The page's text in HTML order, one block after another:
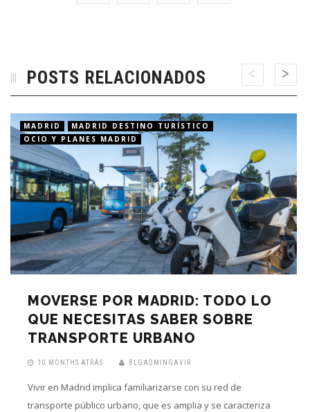
POSTS RELACIONADOS
MADRID
MADRID DESTINO TURÍSTICO
OCIO Y PLANES MADRID
MOVERSE POR MADRID: TODO LO
QUE NECESITAS SABER SOBRE
TRANSPORTE URBANO
10 MONTHS ATRÁS BLGADMINGAVIR
Vivir en Madrid implica familiarizarse con su red de
transporte público urbano, que es amplia y se caracteriza